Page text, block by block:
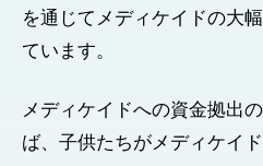
を通じてメディケイドの大
ています。
メディケイドへの資金拠出
ば、子供たちがメディケイ